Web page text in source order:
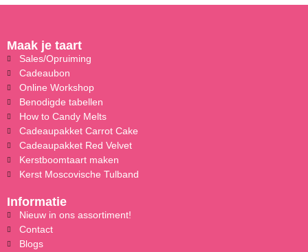
Maak je taart
Sales/Opruiming
Cadeaubon
Online Workshop
Benodigde tabellen
How to Candy Melts
Cadeaupakket Carrot Cake
Cadeaupakket Red Velvet
Kerstboomtaart maken
Kerst Moscovische Tulband
Informatie
Nieuw in ons assortiment!
Contact
Blogs